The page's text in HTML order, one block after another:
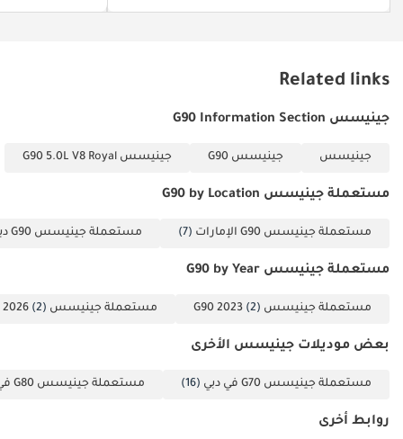
Related links
جينيسس G90 Information Section
جينيسس جينيسس G90 جينيسس G90 5.0L V8 Royal
مستعملة جينيسس G90 by Location
مستعملة جينيسس G90 الإمارات (7) مستعملة جينيسس G90 دبي
مستعملة جينيسس G90 by Year
مستعملة جينيسس G90 2023 (2) مستعملة جينيسس G90 2026 (2)
بعض موديلات جينيسس الأخرى
مستعملة جينيسس G70 في دبي (16) مستعملة جينيسس G80 في دبي
روابط أخرى